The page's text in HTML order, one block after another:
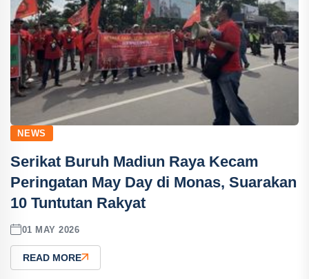
NEWS
Serikat Buruh Madiun Raya Kecam
Peringatan May Day di Monas, Suarakan
10 Tuntutan Rakyat
01 MAY 2026
READ MORE